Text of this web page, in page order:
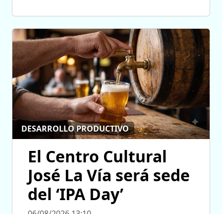
DESARROLLO PRODUCTIVO
El Centro Cultural
José La Vía será sede
del ‘IPA Day’